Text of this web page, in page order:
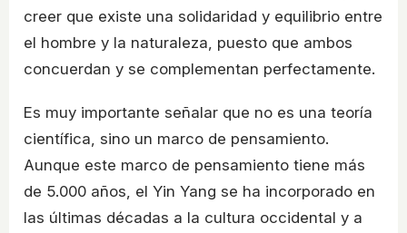
creer que existe una solidaridad y equilibrio entre
el hombre y la naturaleza, puesto que ambos
concuerdan y se complementan perfectamente.
Es muy importante señalar que no es una teoría
científica, sino un marco de pensamiento.
Aunque este marco de pensamiento tiene más
de 5.000 años, el Yin Yang se ha incorporado en
las últimas décadas a la cultura occidental y a